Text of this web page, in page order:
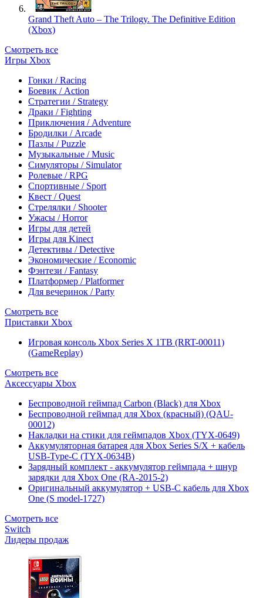
Grand Theft Auto – The Trilogy. The Definitive Edition
(Xbox)
Смотреть все
Игры Xbox
Гонки / Racing
Боевик / Action
Стратегии / Strategy
Драки / Fighting
Приключения / Adventure
Бродилки / Arcade
Пазлы / Puzzle
Музыкальные / Music
Симуляторы / Simulator
Ролевые / RPG
Спортивные / Sport
Квест / Quest
Стрелялки / Shooter
Ужасы / Horror
Игры для детей
Игры для Kinect
Детективы / Detective
Экономические / Economic
Фэнтези / Fantasy
Платформер / Platformer
Для вечеринок / Party
Смотреть все
Приставки Xbox
Игровая консоль Xbox Series X 1TB (RRT-00011)
(GameReplay)
Смотреть все
Аксессуары Xbox
Беспроводной геймпад Carbon (Black) для Xbox
Беспроводной геймпад для Xbox (красный) (QAU-
00012)
Накладки на стики для геймпадов Xbox (TYX-0649)
Аккумуляторная батарея для Xbox Series S/X + кабель
USB-Type-C (TYX-0634B)
Зарядный комплект - аккумулятор геймпада + шнур
зарядки для Xbox One (RA-2015-2)
Оригинальный аккумулятор + USB-C кабель для Xbox
One (S model-1727)
Смотреть все
Switch
Лидеры продаж